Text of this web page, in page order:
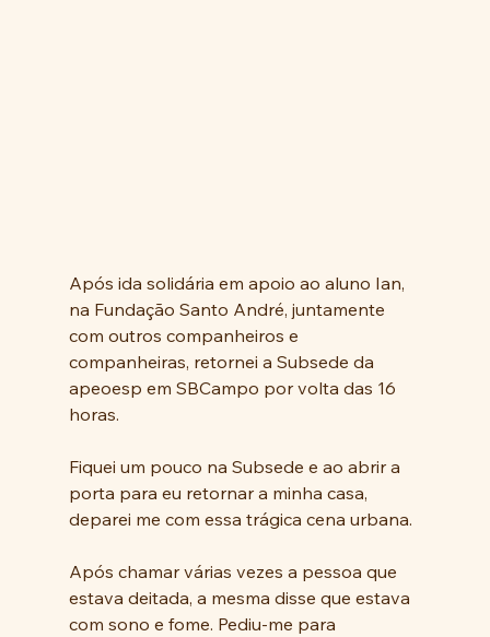
Após ida solidária em apoio ao aluno Ian,
na Fundação Santo André, juntamente
com outros companheiros e
companheiras, retornei a Subsede da
apeoesp em SBCampo por volta das 16
horas.
Fiquei um pouco na Subsede e ao abrir a
porta para eu retornar a minha casa,
deparei me com essa trágica cena urbana.
Após chamar várias vezes a pessoa que
estava deitada, a mesma disse que estava
com sono e fome. Pediu-me para